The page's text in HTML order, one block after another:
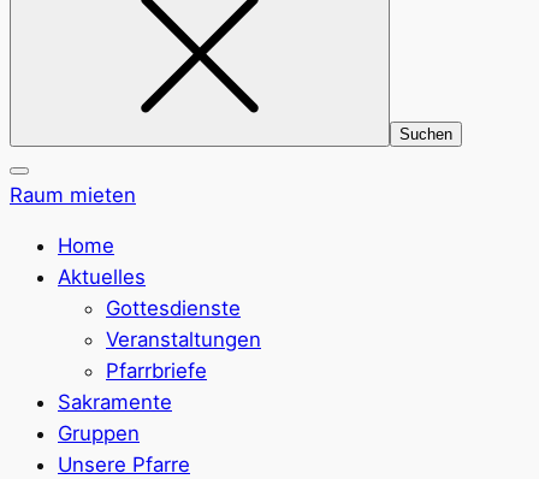
Raum mieten
Home
Aktuelles
Gottesdienste
Veranstaltungen
Pfarrbriefe
Sakramente
Gruppen
Unsere Pfarre